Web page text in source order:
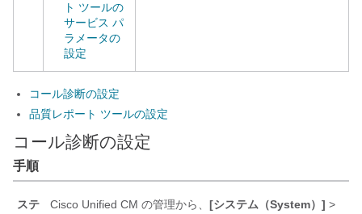
ト ツールの
サービス パ
ラメータの
設定
コール診断の設定
品質レポート ツールの設定
コール診断の設定
手順
ステ
Cisco Unified CM の管理から、 [システム（System）] >